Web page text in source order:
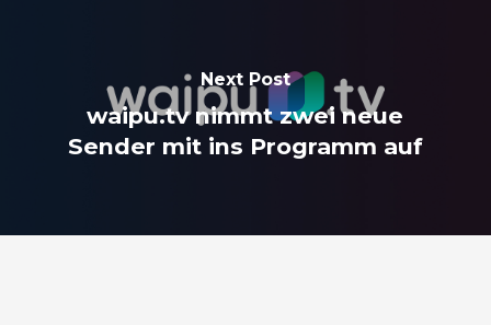
Next Post
waipu.tv nimmt zwei neue
Sender mit ins Programm auf